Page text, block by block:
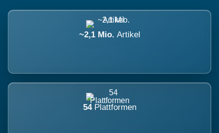
~2,1 Mio. Artikel
54 Plattformen